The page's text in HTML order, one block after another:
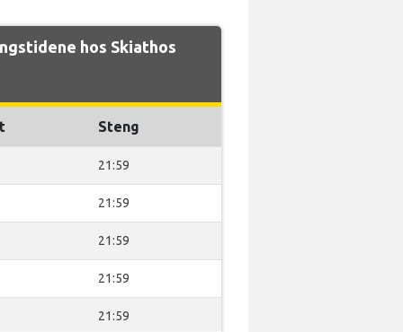
hos Skiathos
Steng
21:59
21:59
21:59
21:59
21:59